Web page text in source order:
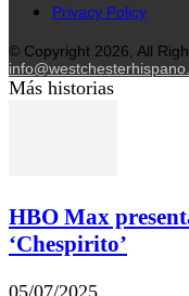
Privacy Policy
© Copyright 2026, All
Más historias
HBO Max
‘Chespirito’